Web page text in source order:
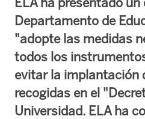
Departamento de
"adopte las medidas
todos los
evitar la implantación
recogidas en el
Universidad. ELA ha